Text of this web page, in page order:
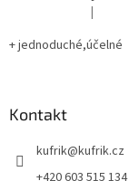
|
+ jednoduché,účelné
Kontakt
kufrik@kufrik.cz